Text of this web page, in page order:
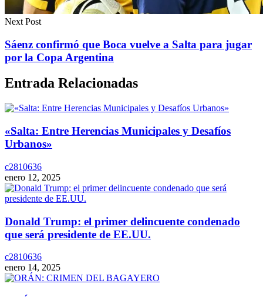
Next Post
Sáenz confirmó que Boca vuelve a Salta para jugar
por la Copa Argentina
Entrada Relacionadas
«Salta: Entre Herencias Municipales y Desafíos
Urbanos»
c2810636
enero 12, 2025
Donald Trump: el primer delincuente condenado
que será presidente de EE.UU.
c2810636
enero 14, 2025